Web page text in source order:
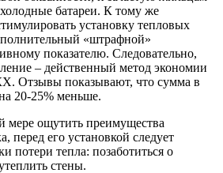
батареи. К тому же
установку тепловых
«штрафной»
показателю. Следовательно,
– действенный метод экономии
Отзывы показывают, что сумма в
20-25% меньше.
ощутить преимущества
перед его установкой следует
потери тепла: позаботиться о
стены.